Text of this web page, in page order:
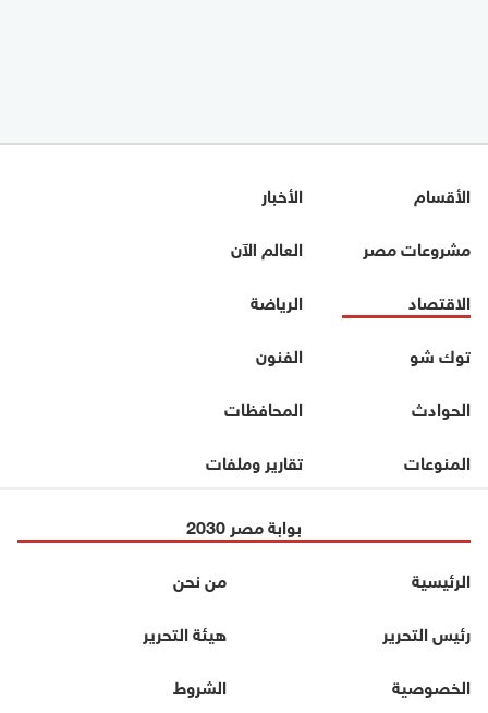
الأقسام
الأخبار
مشروعات مصر
العالم الآن
الاقتصاد
الرياضة
توك شو
الفنون
الحوادث
المحافظات
المنوعات
تقارير وملفات
بوابة مصر 2030
الرئيسية
من نحن
رئيس التحرير
هيئة التحرير
الخصوصية
الشروط